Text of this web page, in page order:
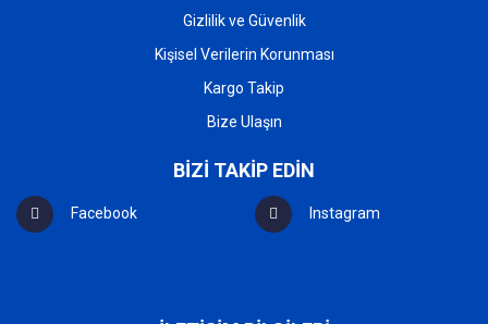
Gizlilik ve Güvenlik
Kişisel Verilerin Korunması
Kargo Takip
Bize Ulaşın
BİZİ TAKİP EDİN
Facebook Instagram